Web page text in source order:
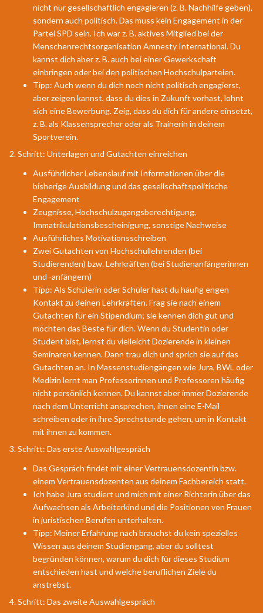
nicht nur gesellschaftlich engagieren (z. B. Nachhilfe geben),
sondern auch politisch. Das muss kein Engagement in der
Partei SPD sein. Ich war z. B. aktives Mitglied bei der
Menschenrechtsorganisation Amnesty International. Du
kannst dich aber z. B. auch bei einer Gewerkschaft
einbringen oder bei den politischen Hochschulparteien.
Tipp: Auch wenn du dich noch nicht politisch engagierst,
aber zeigen kannst, dass du dies in Zukunft vorhast, lohnt
sich eine Bewerbung. Zeig, dass du dich für andere einsetzt,
z. B. als Klassensprecher oder als Trainerin in deinem
Sportverein.
2. Schritt: Unterlagen und Gutachten einreichen
Ausführlicher Lebenslauf mit Informationen über die
bisherige Ausbildung und das gesellschaftspolitische
Engagement
Zeugnisse, Hochschulzugangsberechtigung,
Immatrikulationsbescheinigung, sonstige Nachweise
Ausführliches Motivationsschreiben
Zwei Gutachten von Hochschullehrenden (bei
Studierenden) bzw. Lehrkräften (bei Studienanfängerinnen
und -anfängern)
Tipp: Als Schülerin oder Schüler hast du häufig engen
Kontakt zu deinen Lehrkräften. Frag sie nach einem
Gutachten für ein Stipendium; sie kennen dich gut und
möchten das Beste für dich. Wenn du Studentin oder
Student bist, lernst du vielleicht Dozierende in kleinen
Seminaren kennen. Dann trau dich und sprich sie auf das
Gutachten an. In Massenstudiengängen wie Jura, BWL oder
Medizin lernt man Professorinnen und Professoren häufig
nicht persönlich kennen. Du kannst aber immer Dozierende
nach dem Unterricht ansprechen, ihnen eine E-Mail
schreiben oder in ihre Sprechstunde gehen, um in Kontakt
mit ihnen zu kommen.
3. Schritt: Das erste Auswahlgespräch
Das Gespräch findet mit einer Vertrauensdozentin bzw.
einem Vertrauensdozenten aus deinem Fachbereich statt.
Ich habe Jura studiert und mich mit einer Richterin über das
Aufwachsen als Arbeiterkind und die Positionen von Frauen
in juristischen Berufen unterhalten.
Tipp: Meiner Erfahrung nach brauchst du kein spezielles
Wissen aus deinem Studiengang, aber du solltest
begründen können, warum du dich für dieses Studium
entschieden hast und welche beruflichen Ziele du
anstrebst.
4. Schritt: Das zweite Auswahlgespräch